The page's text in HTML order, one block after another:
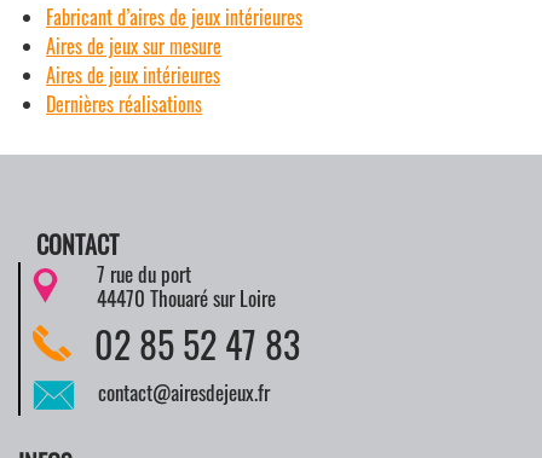
Fabricant d’aires de jeux intérieures
Aires de jeux sur mesure
Aires de jeux intérieures
Dernières réalisations
CONTACT
7 rue du port
44470 Thouaré sur Loire
02 85 52 47 83
contact@airesdejeux.fr